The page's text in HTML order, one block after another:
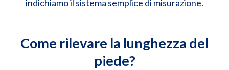
indichiamo il sistema semplice di misurazione.
Come rilevare la lunghezza del
piede?